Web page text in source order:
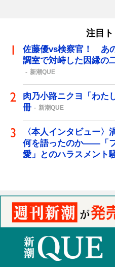
注目
佐藤優vs検察官！ あ
調室で対峙した因縁の
新潮QUE
肉乃小路ニクヨ「わた
冊
新潮QUE
〈本人インタビュー
何を語ったのか――「
愛」とのハラスメント